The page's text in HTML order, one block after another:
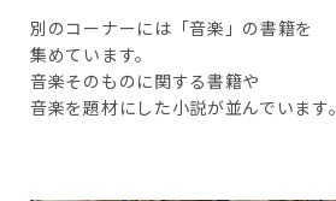
別のコーナーには「音楽」の書籍を
集めています。
音楽そのものに関する書籍や
音楽を題材にした小説が並んでいます。